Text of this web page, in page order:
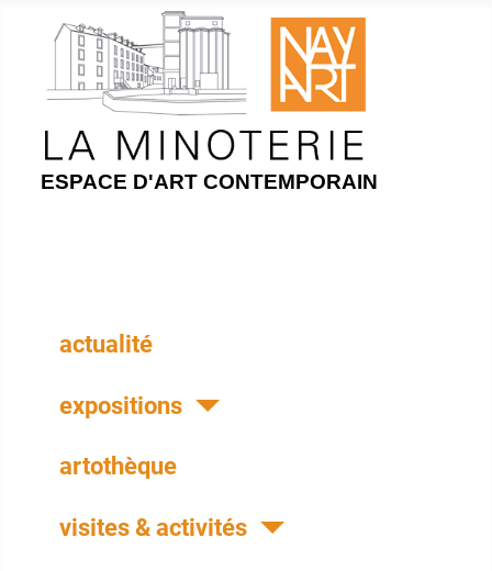
ESPACE D'ART CONTEMPORAIN
actualité
expositions
artothèque
visites & activités